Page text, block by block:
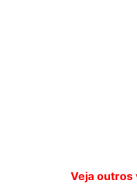
Veja outros